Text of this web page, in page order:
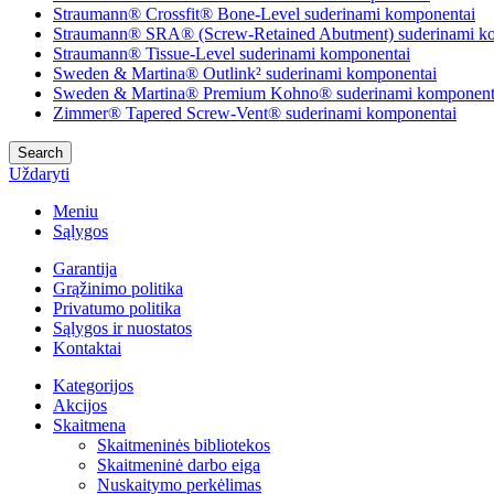
Straumann® Crossfit® Bone-Level suderinami komponentai
Straumann® SRA® (Screw-Retained Abutment) suderinami
Straumann® Tissue-Level suderinami komponentai
Sweden & Martina® Outlink² suderinami komponentai
Sweden & Martina® Premium Kohno® suderinami
Zimmer® Tapered Screw-Vent® suderinami komponentai
Search
Uždaryti
Meniu
Sąlygos
Garantija
Grąžinimo politika
Privatumo politika
Sąlygos ir nuostatos
Kontaktai
Kategorijos
Akcijos
Skaitmena
Skaitmeninės bibliotekos
Skaitmeninė darbo eiga
Nuskaitymo perkėlimas